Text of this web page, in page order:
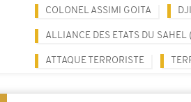
COLONEL ASSIMI GOITA
ALLIANCE DES ETATS DU SAHEL
ATTAQUE TERRORISTE